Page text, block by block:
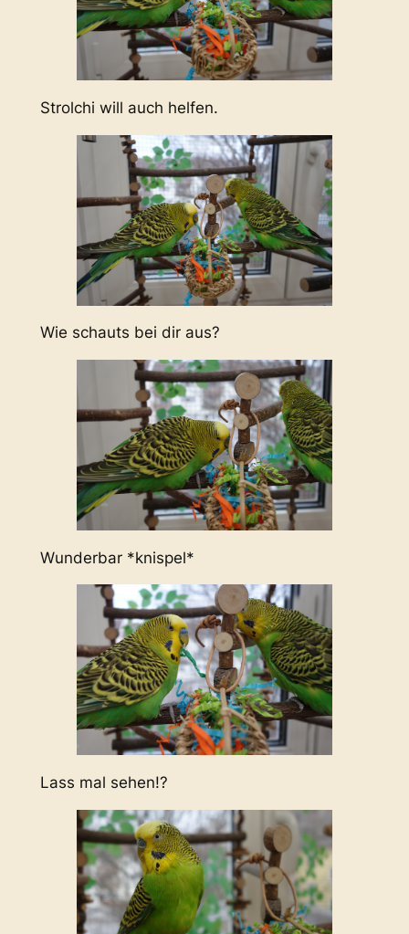
Strolchi will auch helfen.
Wie schauts bei dir aus?
Wunderbar *knispel*
Lass mal sehen!?